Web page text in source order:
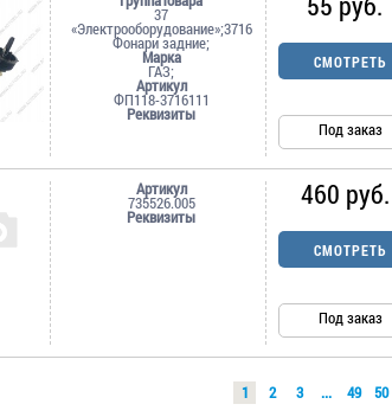
37
«Электрооборудование»;3716
Фонари задние;
Марка
ГАЗ;
Артикул
ФП118-3716111
Реквизиты
СМОТРЕТЬ
Под заказ
Артикул
735526.005
Реквизиты
460 руб.
СМОТРЕТЬ
Под заказ
1 2 3 ... 49 50